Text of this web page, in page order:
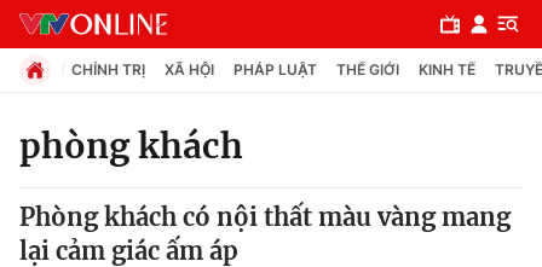
Chuyên mục
Chính trị
CHÍNH TRỊ XÃ HỘI PHÁP LUẬT THẾ GIỚI KINH TẾ
phòng khách
Phòng khách có nội thất màu vàng mang
lại cảm giác ấm áp